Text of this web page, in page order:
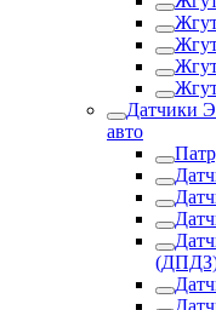
Датчики
авто